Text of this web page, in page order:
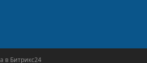
в Битрикс24